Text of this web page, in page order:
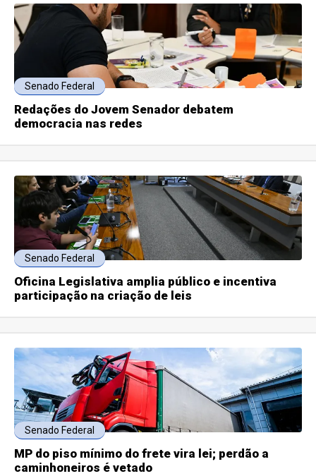
Senado Federal
Redações do Jovem Senador debatem
democracia nas redes
Senado Federal
Oficina Legislativa amplia público e incentiva
participação na criação de leis
Senado Federal
MP do piso mínimo do frete vira lei; perdão a
caminhoneiros é vetado